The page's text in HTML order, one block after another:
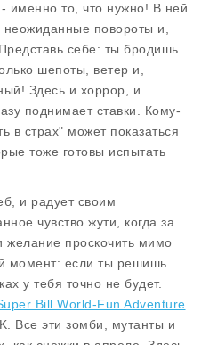
именно то, что нужно! В ней
повороты и,
себе: ты бродишь
шепоты, ветер и,
Здесь и хоррор, и
поднимает ставки. Кому-
в страх" может показаться
тоже готовы испытать
и радует своим
чувство жути, когда за
желание проскочить мимо
момент: если ты решишь
у тебя точно не будет.
Bill World-Fun Adventure
Все эти зомби, мутанты и